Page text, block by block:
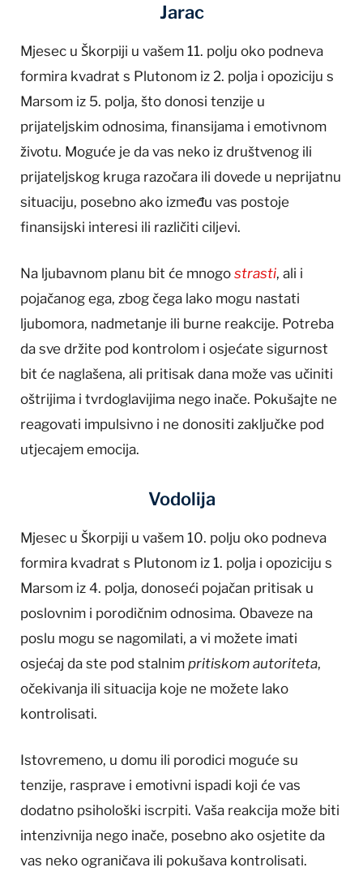
Jarac
Mjesec u Škorpiji u vašem 11. polju oko podneva
formira kvadrat s Plutonom iz 2. polja i opoziciju s
Marsom iz 5. polja, što donosi tenzije u
prijateljskim odnosima, finansijama i emotivnom
životu. Moguće je da vas neko iz društvenog ili
prijateljskog kruga razočara ili dovede u neprijatnu
situaciju, posebno ako između vas postoje
finansijski interesi ili različiti ciljevi.
Na ljubavnom planu bit će mnogo strasti, ali i
pojačanog ega, zbog čega lako mogu nastati
ljubomora, nadmetanje ili burne reakcije. Potreba
da sve držite pod kontrolom i osjećate sigurnost
bit će naglašena, ali pritisak dana može vas učiniti
oštrijima i tvrdoglavijima nego inače. Pokušajte ne
reagovati impulsivno i ne donositi zaključke pod
utjecajem emocija.
Vodolija
Mjesec u Škorpiji u vašem 10. polju oko podneva
formira kvadrat s Plutonom iz 1. polja i opoziciju s
Marsom iz 4. polja, donoseći pojačan pritisak u
poslovnim i porodičnim odnosima. Obaveze na
poslu mogu se nagomilati, a vi možete imati
osjećaj da ste pod stalnim pritiskom autoriteta,
očekivanja ili situacija koje ne možete lako
kontrolisati.
Istovremeno, u domu ili porodici moguće su
tenzije, rasprave i emotivni ispadi koji će vas
dodatno psihološki iscrpiti. Vaša reakcija može biti
intenzivnija nego inače, posebno ako osjetite da
vas neko ograničava ili pokušava kontrolisati.